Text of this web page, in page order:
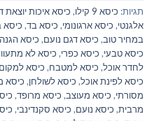
תגיות: כיסא 9 קילו , כיסא איכות יוצאת
אלגנטי, כיסא ארגונומי, כיסא בד, כיסא
במחיר טוב, כיסא דגם נועם, כיסא
כיסא טבעי, כיסא כפרי, כיסא לא
לחדר אוכל, כיסא למטבח, כיסא
כיסא לפינת אוכל, כיסא לשולחן, כיסא
מסורתי, כיסא מעוצב, כיסא מרופד,
מרבית, כיסא נועם, כיסא סקנדינבי,